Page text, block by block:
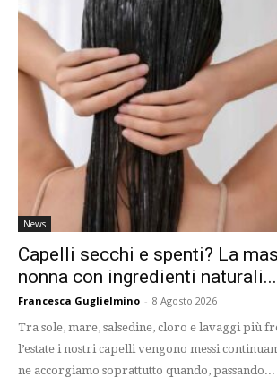
News
Capelli secchi e spenti? La
nonna con ingredienti naturali...
Francesca Guglielmino - 8 Agosto 2026
Tra sole, mare, salsedine, cloro e lavaggi più
l’estate i nostri capelli vengono messi
ne accorgiamo soprattutto quando, passando...